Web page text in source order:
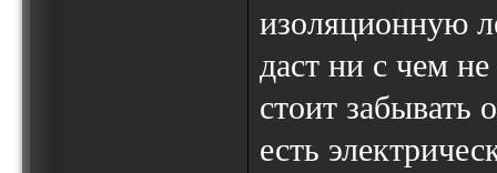
изоляционную
даст ни с чем
стоит забывать
есть